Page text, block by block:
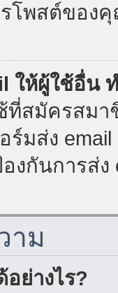
โพสต์ของ
ให้ผู้ใช้อื่น
สมัครสมา
มส่ง
กันการส่ง
าม
ย่างไร?